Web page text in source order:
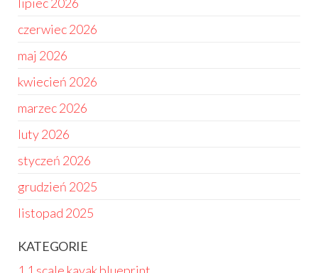
czerwiec 2026
maj 2026
kwiecień 2026
marzec 2026
luty 2026
styczeń 2026
grudzień 2025
listopad 2025
KATEGORIE